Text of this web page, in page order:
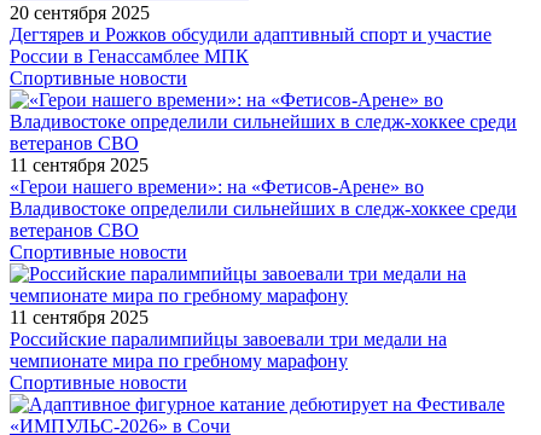
20 сентября 2025
Дегтярев и Рожков обсудили адаптивный спорт и участие
России в Генассамблее МПК
Спортивные новости
11 сентября 2025
«Герои нашего времени»: на «Фетисов-Арене» во
Владивостоке определили сильнейших в следж-хоккее среди
ветеранов СВО
Спортивные новости
11 сентября 2025
Российские паралимпийцы завоевали три медали на
чемпионате мира по гребному марафону
Спортивные новости